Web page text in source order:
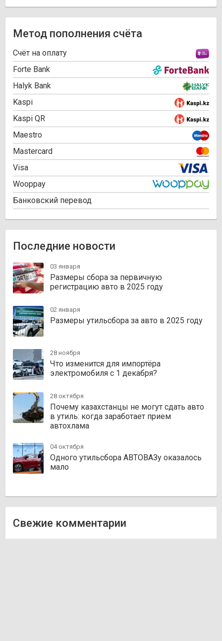
Метод пополнения счёта
Cчёт на оплату
Forte Bank
Halyk Bank
Kaspi
Kaspi QR
Maestro
Mastercard
Visa
Wooppay
Банковский перевод
Последние новости
03 января
Размеры сбора за первичную
регистрацию авто в 2025 году
02 января
Размеры утильсбора за авто в 2025 году
28 ноября
Что изменится для импортёра
электромобиля с 1 декабря?
28 октября
Почему казахстанцы не могут сдать авто
в утиль: когда заработает прием
автохлама
04 октября
Одного утильсбора АВТОВАЗу оказалось
мало
Свежие комментарии